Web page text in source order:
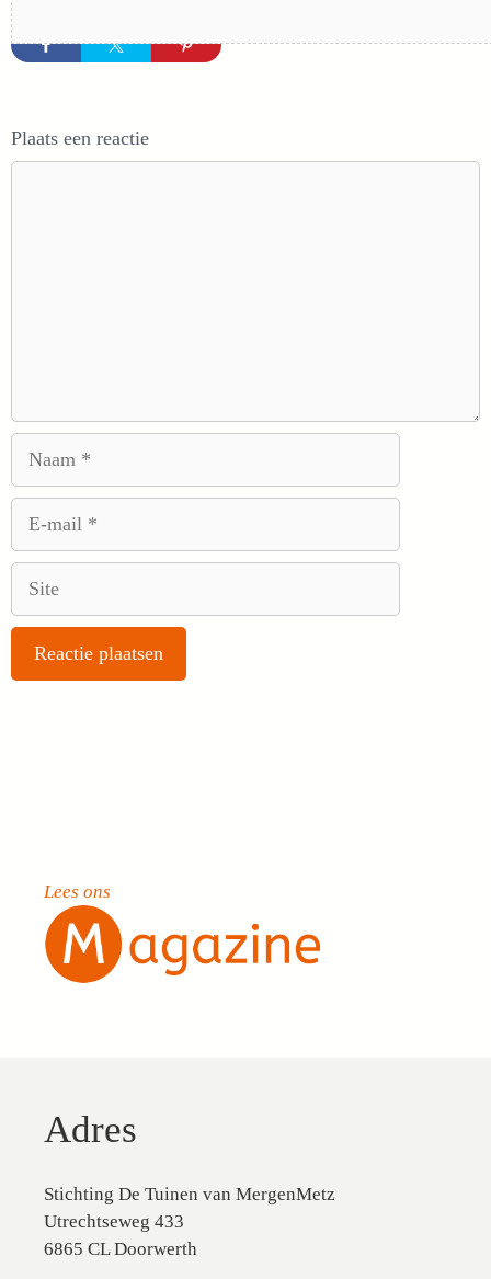
Plaats een reactie
Lees ons
Adres
Stichting De Tuinen van MergenMetz
Utrechtseweg 433
6865 CL Doorwerth